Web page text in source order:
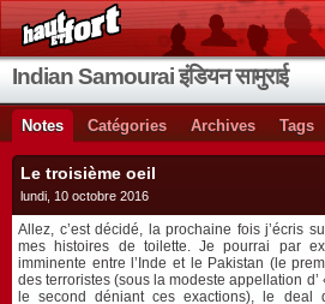
Indian Samourai इंडियन सामुराई
Notes Catégories Archives Tags
Le troisième oeil
lundi, 10 octobre 2016
Allez, c’est décidé, la prochaine fois j’écris
mes histoires de toilette. Je pourrai par
imminente entre l’Inde et le Pakistan (le
des terroristes (sous la modeste appellation
le second déniant ces exactions), le deal